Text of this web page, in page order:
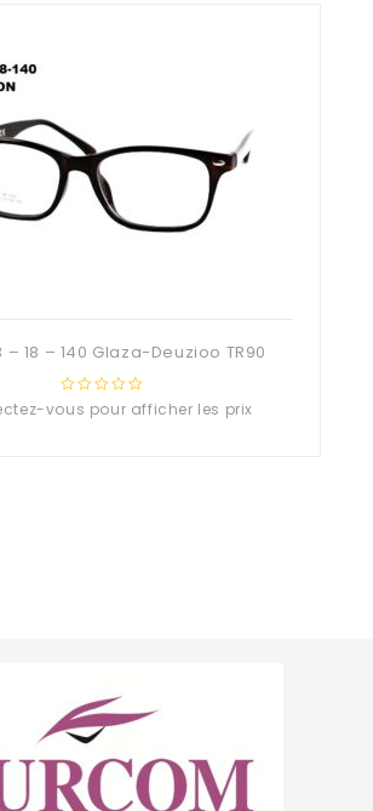
– 18 – 140 Glaza-Deuzioo TR90
0
vous pour afficher les prix